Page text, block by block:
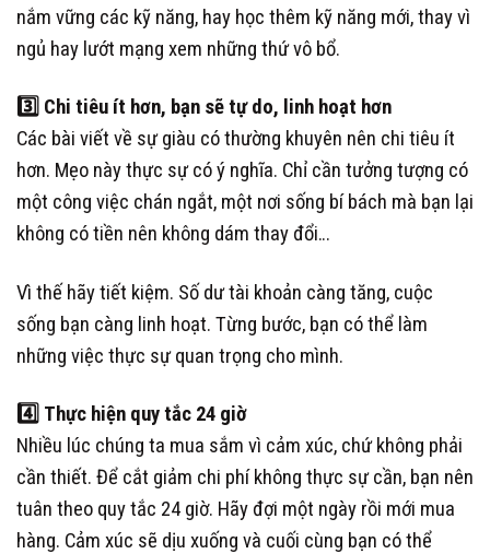
nắm vững các kỹ năng, hay học thêm kỹ năng mới, thay vì
ngủ hay lướt mạng xem những thứ vô bổ.
3️⃣ Chi tiêu ít hơn, bạn sẽ tự do, linh hoạt hơn
Các bài viết về sự giàu có thường khuyên nên chi tiêu ít
hơn. Mẹo này thực sự có ý nghĩa. Chỉ cần tưởng tượng có
một công việc chán ngắt, một nơi sống bí bách mà bạn lại
không có tiền nên không dám thay đổi…
Vì thế hãy tiết kiệm. Số dư tài khoản càng tăng, cuộc
sống bạn càng linh hoạt. Từng bước, bạn có thể làm
những việc thực sự quan trọng cho mình.
4️⃣ Thực hiện quy tắc 24 giờ
Nhiều lúc chúng ta mua sắm vì cảm xúc, chứ không phải
cần thiết. Để cắt giảm chi phí không thực sự cần, bạn nên
tuân theo quy tắc 24 giờ. Hãy đợi một ngày rồi mới mua
hàng. Cảm xúc sẽ dịu xuống và cuối cùng bạn có thể